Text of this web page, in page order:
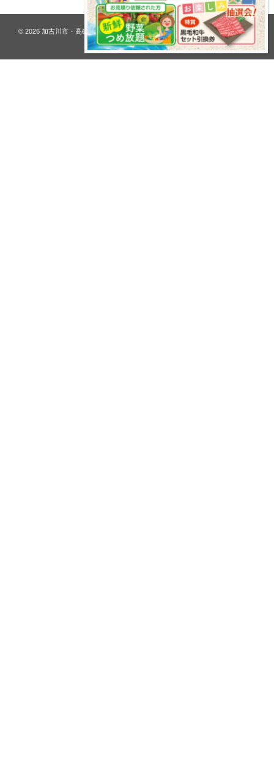
© 2026 加古川市・高砂市 夢リフォーム ウオハシ – 創業128年の老舗. All rights
reserved.